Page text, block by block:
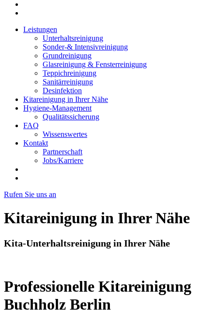
Leistungen
Unterhaltsreinigung
Sonder-& Intensivreinigung
Grundreinigung
Glasreinigung & Fensterreinigung
Teppichreinigung
Sanitärreinigung
Desinfektion
Kitareinigung in Ihrer Nähe
Hygiene-Management
Qualitätssicherung
FAQ
Wissenswertes
Kontakt
Partnerschaft
Jobs/Karriere
Rufen Sie uns an
Kitareinigung in Ihrer Nähe
Kita-Unterhaltsreinigung in Ihrer Nähe
Professionelle Kitareinigung
Buchholz Berlin